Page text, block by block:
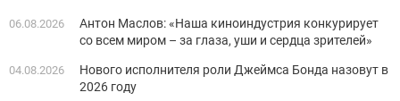
06.08.2026
Антон Маслов: «Наша киноиндустрия конкурирует
со всем миром – за глаза, уши и сердца зрителей»
04.08.2026
Нового исполнителя роли Джеймса Бонда назовут в
2026 году